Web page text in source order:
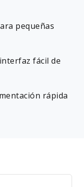
pequeñas
fácil de
rápida